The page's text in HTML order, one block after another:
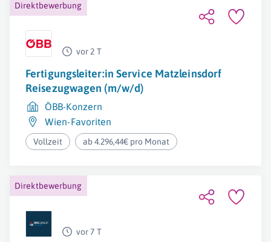
Direktbewerbung
vor 2 T
Fertigungsleiter:in Service Matzleinsdorf
Reisezugwagen (m/w/d)
ÖBB-Konzern
Wien-Favoriten
Vollzeit ab 4.296,44€ pro Monat
Direktbewerbung
vor 7 T